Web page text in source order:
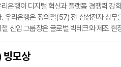
리은행이 디지털 혁신과 플랫폼 경쟁력 강
. 우리은행은 정의철(57) 전 삼성전자 상무
철 신임 그룹장은 글로벌 빅테크와 제조
부(현 MX사업부)에서 갤럭시 스마트폰의
비대면 채널 중심의 고객 확장과 뱅킹 앱
빙모상